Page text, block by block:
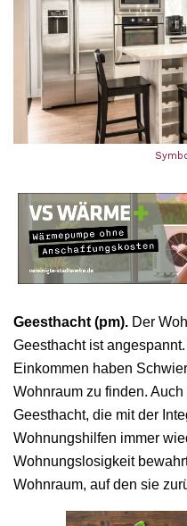
Geesthacht (pm). Der
Geesthacht ist
Einkommen haben
Wohnraum zu finden.
Geesthacht, die mit der
Wohnungshilfen immer
Wohnungslosigkeit
Wohnraum, auf den sie